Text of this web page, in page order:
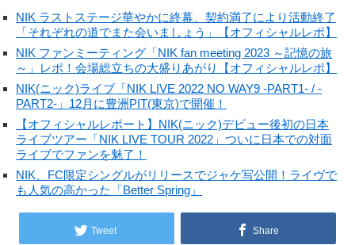
NIK ラストステージ華やかに終幕、契約満了により活動終了
「それぞれの道でまた会いましょう」【オフィシャルレポ】
NIK ファンミーティング「NIK fan meeting 2023 ～記憶の旅
～」レポ！会場総立ちの大盛りあがり【オフィシャルレポ】
NIK(ニック)ライブ「NIK LIVE 2022 NO WAY9 -PART1- / -
PART2-」12月に豊洲PIT(東京)で開催！
【オフィシャルレポート】NIK(ニック)デビュー後初の日本
ライブツアー「NIK LIVE TOUR 2022」ついに日本での対面
ライブでファンを魅了！
NIK、FC限定シングルがリリースでジャケ写公開！ライヴで
も人気の高かった「Better Spring」
Tweet Share